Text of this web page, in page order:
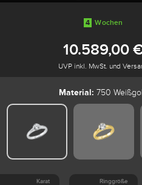
4 Wochen
10.589,00
UVP inkl. MwSt. und
Material: 750
Karat Ringgröße